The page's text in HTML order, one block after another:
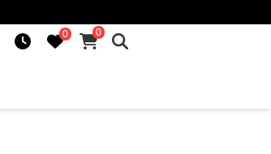
0
0